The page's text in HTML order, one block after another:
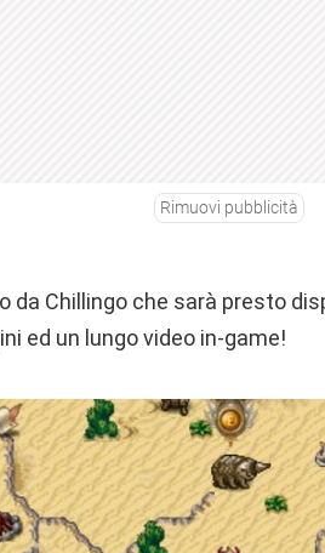
Rimuovi pubblicità
da Chillingo che sarà presto
ed un lungo video in-game!